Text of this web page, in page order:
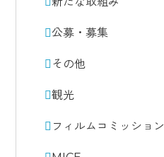
公募・募集
その他
観光
フィルムコミッション